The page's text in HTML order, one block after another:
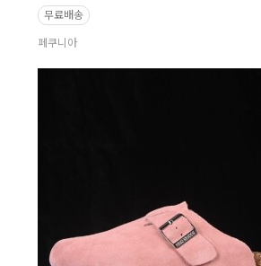
무료배송
페쿠니아